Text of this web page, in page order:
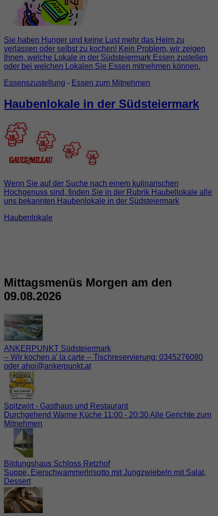
Sie haben Hunger und keine Lust mehr das Heim zu
verlassen oder selbst zu kochen! Kein Problem, wir zeigen
Ihnen, welche Lokale in der Südsteiermark Essen zustellen
oder bei welchen Lokalen Sie Essen mitnehmen können.
Essenszustellung - Essen zum Mitnehmen
Haubenlokale in der Südsteiermark
Wenn Sie auf der Suche nach einem kulinarischen
Hochgenuss sind, finden Sie in der Rubrik Haubellokale alle
uns bekannten Haubenlokale in der Südsteiermark
Haubenlokale
Mittagsmenüs Morgen am den
09.08.2026
ANKERPUNKT Südsteiermark
-- Wir kochen a' la carte -- Tischreservierung: 0345276080
oder ahoi@ankerpunkt.at
Spitzwirt - Gasthaus und Restaurant
Durchgehend Warme Küche 11:00 - 20:30 Alle Gerichte zum
Mitnehmen
Bildungshaus Schloss Retzhof
Suppe, Eierschwammerlrisotto mit Jungzwiebeln mit Salat,
Dessert